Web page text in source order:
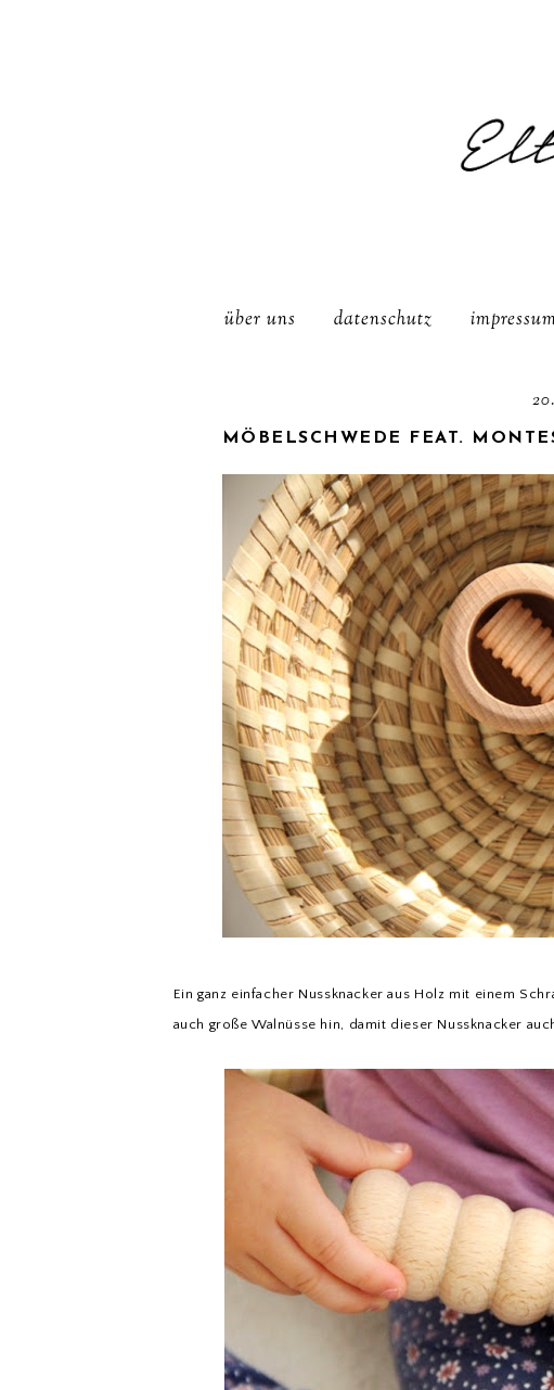
über uns datenschutz
MÖBELSCHWEDE FEAT.
Ein ganz einfacher Nussknacker aus Holz mit einem
auch große Walnüsse hin, damit dieser Nussknacker